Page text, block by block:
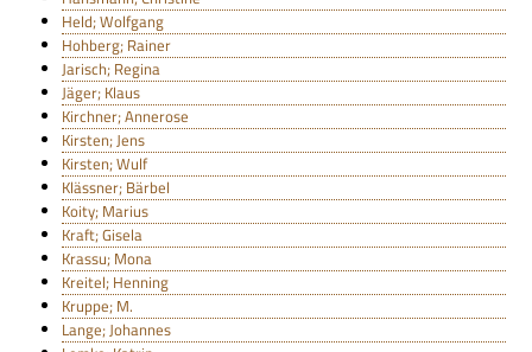
Held; Wolfgang
Hohberg; Rainer
Jarisch; Regina
Jäger; Klaus
Kirchner; Annerose
Kirsten; Jens
Kirsten; Wulf
Klässner; Bärbel
Koity; Marius
Kraft; Gisela
Krassu; Mona
Kreitel; Henning
Kruppe; M.
Lange; Johannes